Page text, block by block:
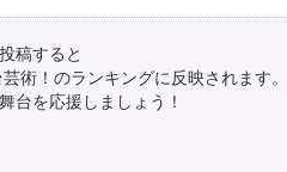
稿すると
術！のランキングに反映されます。
台を応援しましょう！